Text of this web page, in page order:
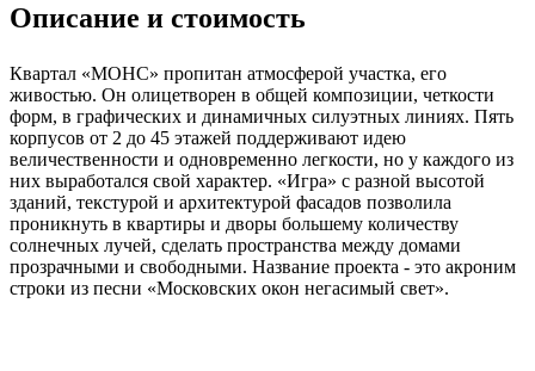
Описание и стоимость
Квартал «МОНС» пропитан атмосферой участка, его
живостью. Он олицетворен в общей композиции, четкости
форм, в графических и динамичных силуэтных линиях. Пять
корпусов от 2 до 45 этажей поддерживают идею
величественности и одновременно легкости, но у каждого из
них выработался свой характер. «Игра» с разной высотой
зданий, текстурой и архитектурой фасадов позволила
проникнуть в квартиры и дворы большему количеству
солнечных лучей, сделать пространства между домами
прозрачными и свободными. Название проекта - это акроним
строки из песни «Московских окон негасимый свет».